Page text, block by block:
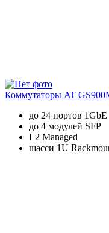
Коммутаторы AT
до 24 портов 1GbE
до 4 модулей SFP
L2 Managed
шасси 1U